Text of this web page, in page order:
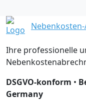
Ihre professionelle
DSGVO-konform •
Germany